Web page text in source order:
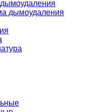
дымоудаления